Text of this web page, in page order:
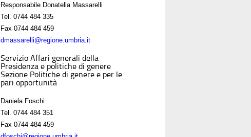
Responsabile Donatella Massarelli
Tel.
0744 484 335
Fax 0744 484 459
dmassarelli@regione.umbria.it
Servizio Affari generali della
Presidenza e politiche di genere
Sezione Politiche di genere e per le
pari opportunità
Daniela Foschi
Tel.
0744 484 351
Fax 0744 484 459